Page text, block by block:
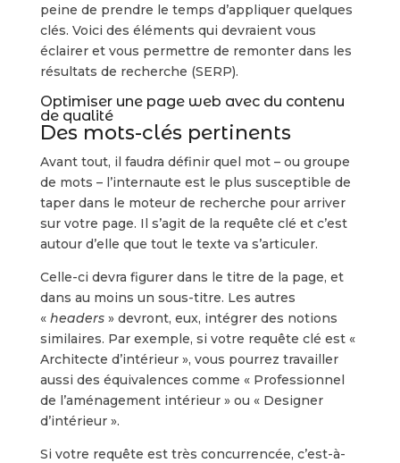
peine de prendre le temps d’appliquer quelques
clés. Voici des éléments qui devraient vous
éclairer et vous permettre de remonter dans les
résultats de recherche (SERP).
Optimiser une page web avec du contenu
de qualité
Des mots-clés pertinents
Avant tout, il faudra définir quel mot – ou groupe
de mots – l’internaute est le plus susceptible de
taper dans le moteur de recherche pour arriver
sur votre page. Il s’agit de la requête clé et c’est
autour d’elle que tout le texte va s’articuler.
Celle-ci devra figurer dans le titre de la page, et
dans au moins un sous-titre. Les autres
« headers » devront, eux, intégrer des notions
similaires. Par exemple, si votre requête clé est «
Architecte d’intérieur », vous pourrez travailler
aussi des équivalences comme « Professionnel
de l’aménagement intérieur » ou « Designer
d’intérieur ».
Si votre requête est très concurrencée, c’est-à-